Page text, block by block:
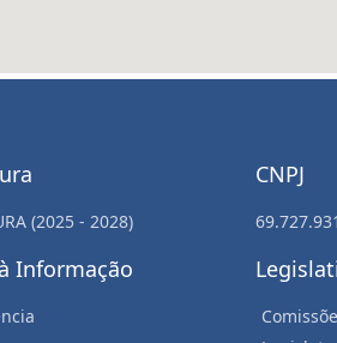
(2025 - 2028)
Informação
CNPJ